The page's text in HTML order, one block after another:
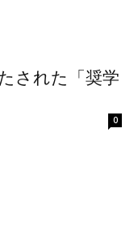
された「奨学
0